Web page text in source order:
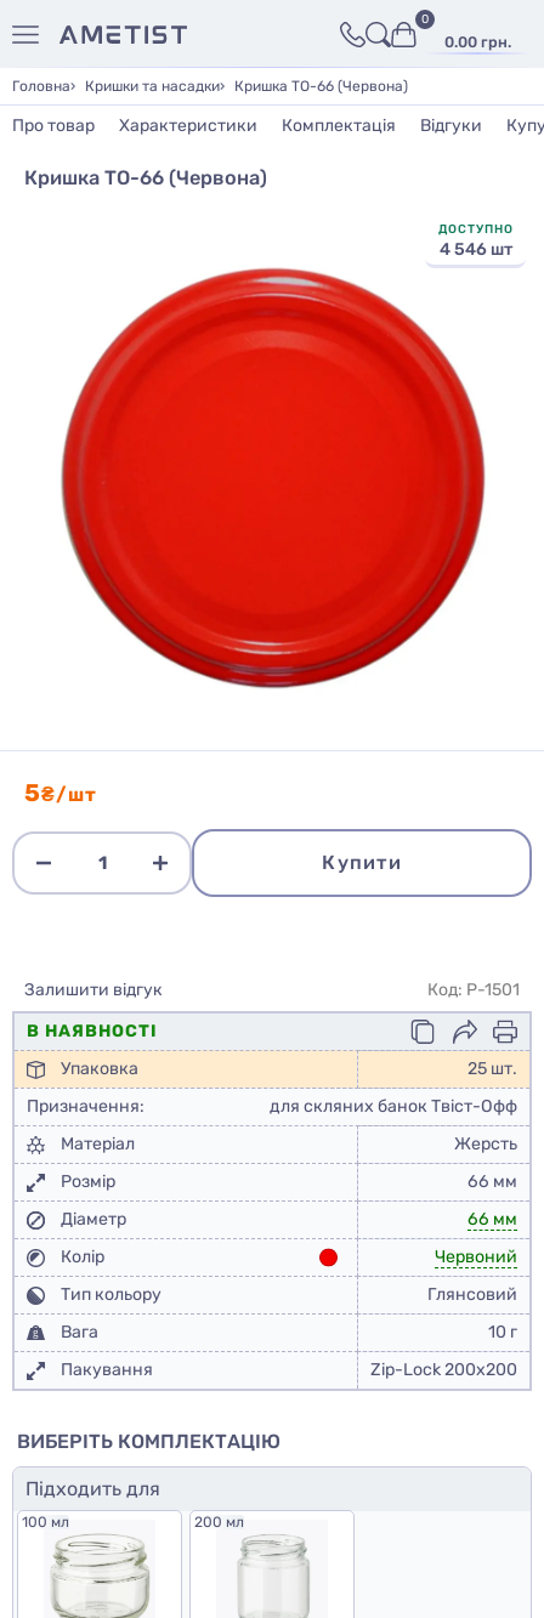
0.00 грн.
0
Головна Кришки та насадки Кришка ТО-66 (Червона)
Про товар Характеристики Комплектація Відгуки
Кришка ТО-66 (Червона)
ДОСТУПНО
4 546 шт
5₴/шт
Купити
Залишити відгук
Код: P-1501
В НАЯВНОСТІ
Упаковка
25 шт.
Призначення:
для скляних банок Твіст-Офф
Матеріал
Жерсть
Розмір
66 мм
Діаметр
66 мм
Колір
Червоний
Тип кольору
Глянсовий
Вага
10 г
Пакування
Zip-Lock 200x200
ВИБЕРІТЬ КОМПЛЕКТАЦІЮ
Підходить для
100 мл 200 мл